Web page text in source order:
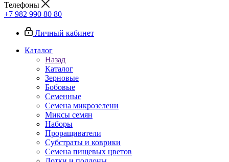
Телефоны
+7 982 990 80 80
Личный кабинет
Каталог
Назад
Каталог
Зерновые
Бобовые
Семенные
Семена микрозелени
Миксы семян
Наборы
Проращиватели
Субстраты и коврики
Семена пищевых цветов